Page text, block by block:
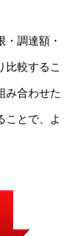
・調達額・
比較するこ
み合わせた
ことで、よ